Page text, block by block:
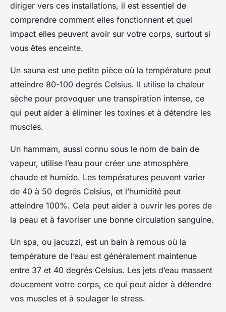
diriger vers ces installations, il est essentiel de
comprendre comment elles fonctionnent et quel
impact elles peuvent avoir sur votre corps, surtout si
vous êtes enceinte.
Un sauna est une petite pièce où la température peut
atteindre 80-100 degrés Celsius. Il utilise la chaleur
sèche pour provoquer une transpiration intense, ce
qui peut aider à éliminer les toxines et à détendre les
muscles.
Un hammam, aussi connu sous le nom de bain de
vapeur, utilise l’eau pour créer une atmosphère
chaude et humide. Les températures peuvent varier
de 40 à 50 degrés Celsius, et l’humidité peut
atteindre 100%. Cela peut aider à ouvrir les pores de
la peau et à favoriser une bonne circulation sanguine.
Un spa, ou jacuzzi, est un bain à remous où la
température de l’eau est généralement maintenue
entre 37 et 40 degrés Celsius. Les jets d’eau massent
doucement votre corps, ce qui peut aider à détendre
vos muscles et à soulager le stress.